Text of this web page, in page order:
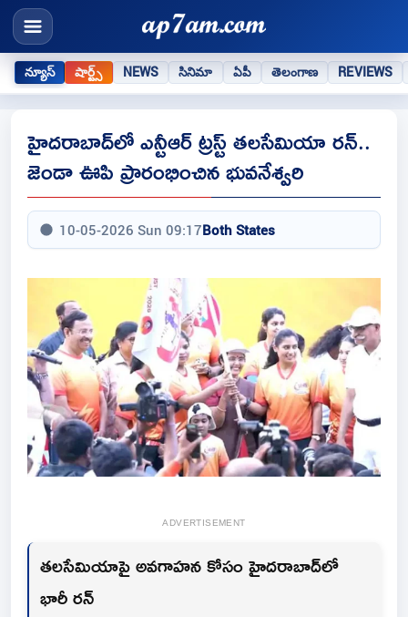
న్యూస్ షార్ట్స్ NEWS సినిమా ఏపీ తెలంగాణ REVIEWS
హైదరాబాద్‌లో ఎన్టీఆర్ ట్రస్ట్ తలసేమియా రన్..
జెండా ఊపి ప్రారంభించిన భువనేశ్వరి
10-05-2026 Sun 09:17Both States
ADVERTISEMENT
తలసేమియాపై అవగాహన కోసం హైదరాబాద్‌లో
భారీ రన్